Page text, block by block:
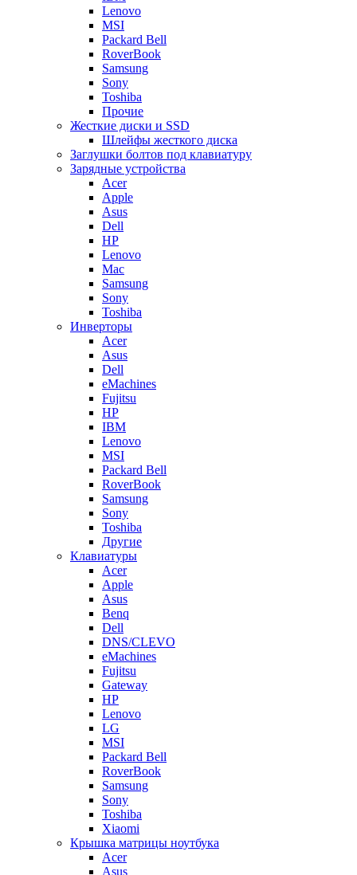
Lenovo
MSI
Packard Bell
RoverBook
Samsung
Sony
Toshiba
Прочие
Жесткие диски и SSD
Шлейфы жесткого диска
Заглушки болтов под клавиатуру
Зарядные устройства
Acer
Apple
Asus
Dell
HP
Lenovo
Mac
Samsung
Sony
Toshiba
Инверторы
Acer
Asus
Dell
eMachines
Fujitsu
HP
IBM
Lenovo
MSI
Packard Bell
RoverBook
Samsung
Sony
Toshiba
Другие
Клавиатуры
Acer
Apple
Asus
Benq
Dell
DNS/CLEVO
eMachines
Fujitsu
Gateway
HP
Lenovo
LG
MSI
Packard Bell
RoverBook
Samsung
Sony
Toshiba
Xiaomi
Крышка матрицы ноутбука
Acer
Asus